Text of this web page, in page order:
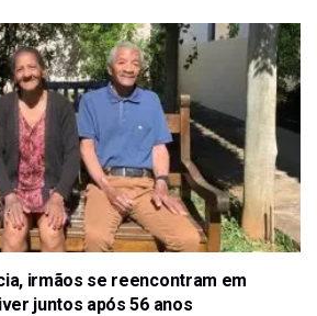
irmãos se reencontram em
juntos após 56 anos